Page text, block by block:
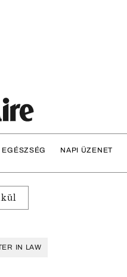
EGÉSZSÉG NAPI ÜZENET
IN LAW